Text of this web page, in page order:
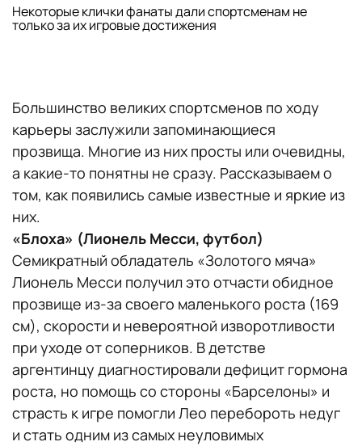
Некоторые клички фанаты дали спортсменам не
только за их игровые достижения
Большинство великих спортсменов по ходу
карьеры заслужили запоминающиеся
прозвища. Многие из них просты или очевидны,
а какие-то понятны не сразу. Рассказываем о
том, как появились самые известные и яркие из
них.
«Блоха» (Лионель Месси, футбол)
Семикратный обладатель «Золотого мяча»
Лионель Месси получил это отчасти обидное
прозвище из-за своего маленького роста (169
см), скорости и невероятной изворотливости
при уходе от соперников. В детстве
аргентинцу диагностировали дефицит гормона
роста, но помощь со стороны «Барселоны» и
страсть к игре помогли Лео перебороть недуг
и стать одним из самых неуловимых